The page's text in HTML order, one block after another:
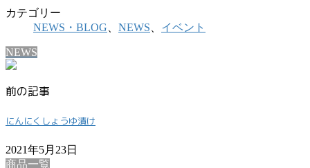
カテゴリー
NEWS・BLOG
NEWS イベント
NEWS
前の記事
にんにくしょうゆ漬け
2021年5月23日
商品一覧